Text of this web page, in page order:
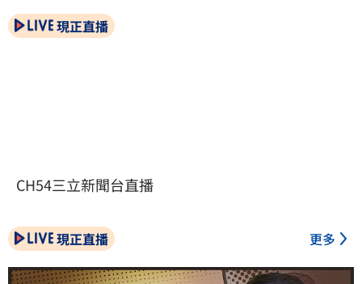
現正直播
CH54三立新聞台直播
現正直播 更多